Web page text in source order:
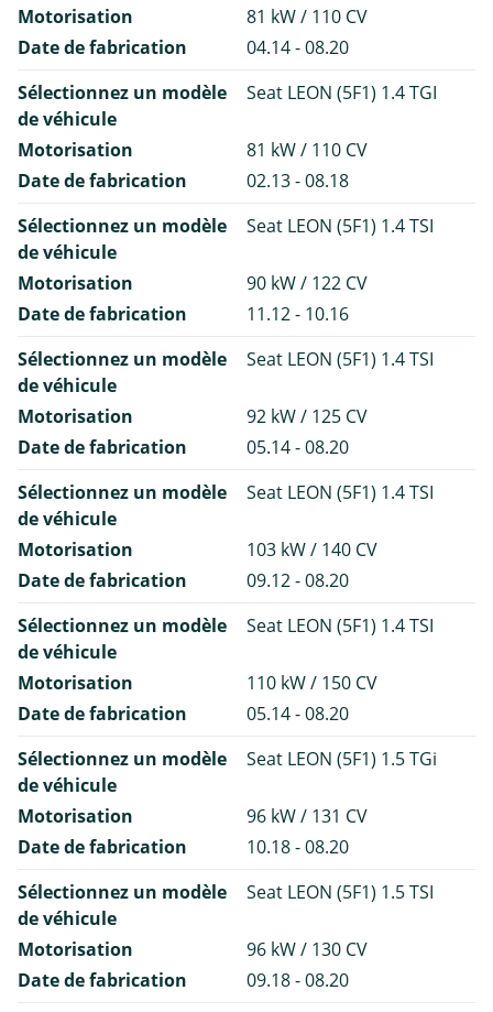
Motorisation
81 kW / 110 CV
Date de fabrication
04.14 - 08.20
Sélectionnez un modèle
de véhicule
Seat LEON (5F1) 1.4 TGI
Motorisation
81 kW / 110 CV
Date de fabrication
02.13 - 08.18
Sélectionnez un modèle
de véhicule
Seat LEON (5F1) 1.4 TSI
Motorisation
90 kW / 122 CV
Date de fabrication
11.12 - 10.16
Sélectionnez un modèle
de véhicule
Seat LEON (5F1) 1.4 TSI
Motorisation
92 kW / 125 CV
Date de fabrication
05.14 - 08.20
Sélectionnez un modèle
de véhicule
Seat LEON (5F1) 1.4 TSI
Motorisation
103 kW / 140 CV
Date de fabrication
09.12 - 08.20
Sélectionnez un modèle
de véhicule
Seat LEON (5F1) 1.4 TSI
Motorisation
110 kW / 150 CV
Date de fabrication
05.14 - 08.20
Sélectionnez un modèle
de véhicule
Seat LEON (5F1) 1.5 TGi
Motorisation
96 kW / 131 CV
Date de fabrication
10.18 - 08.20
Sélectionnez un modèle
de véhicule
Seat LEON (5F1) 1.5 TSI
Motorisation
96 kW / 130 CV
Date de fabrication
09.18 - 08.20